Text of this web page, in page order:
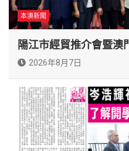
本澳新聞
陽江市經貿推介會暨澳
2026年8月7日